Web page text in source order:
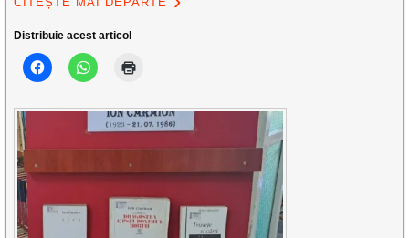
Distribuie acest articol